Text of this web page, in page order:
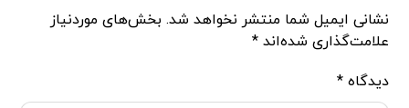
نشانی ایمیل شما منتشر نخواهد شد. بخش‌های موردنیاز
علامت‌گذاری شده‌اند*
دیدگاه*